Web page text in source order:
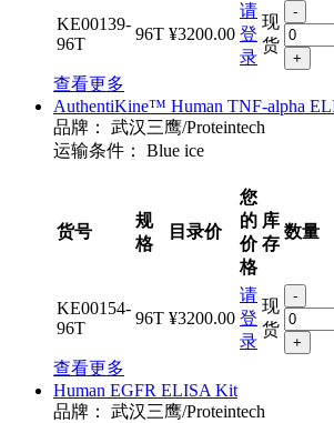
KE00139-
96T
96T ¥3200.00
请
登
录
现
货
-
+
查看更多
AuthentiKine™ Human TNF-alpha
品牌：
武汉三鹰/Proteintech
运输条件：
Blue ice
货号
规
格
目录价
您
的
价
格
库
存
数量
KE00154-
96T
96T ¥3200.00
请
登
录
现
货
-
+
查看更多
Human EGFR ELISA Kit
品牌：
武汉三鹰/Proteintech